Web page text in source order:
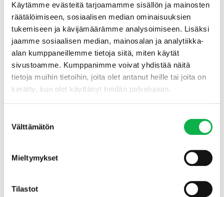
Käytämme evästeitä tarjoamamme sisällön ja mainosten
räätälöimiseen, sosiaalisen median ominaisuuksien
tukemiseen ja kävijämäärämme analysoimiseen. Lisäksi
jaamme sosiaalisen median, mainosalan ja analytiikka-
alan kumppaneillemme tietoja siitä, miten käytät
sivustoamme. Kumppanimme voivat yhdistää näitä
tietoja muihin tietoihin, joita olet antanut heille tai joita on
kerätty, kun olet käyttänyt heidän palvelujaan.
valinta
Välttämätön
Mieltymykset
Tilastot
Lue lisää
26.01.2026
ammattilainen
Isännöitsijäntodistus paljastaa taloyhtiön todellisen
ostopäätökset faktojen perusteella.